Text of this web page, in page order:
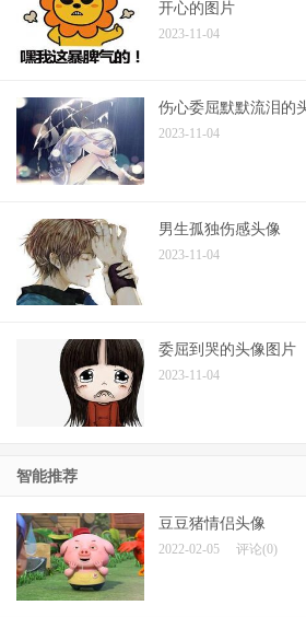
开心的图片
2023-11-04
伤心委屈默默流泪的
2023-11-04
男生孤独伤感头像
2023-11-04
委屈到哭的头像图片
2023-11-04
智能推荐
豆豆猪情侣头像
2022-02-05 评论(0)